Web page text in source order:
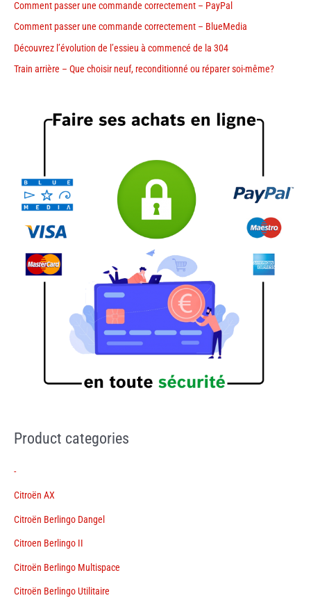
Comment passer une commande correctement – PayPal
Comment passer une commande correctement – BlueMedia
Découvrez l’évolution de l’essieu à commencé de la 304
Train arrière – Que choisir neuf, reconditionné ou réparer soi-même?
Product categories
-
Citroën AX
Citroën Berlingo Dangel
Citroen Berlingo II
Citroën Berlingo Multispace
Citroën Berlingo Utilitaire